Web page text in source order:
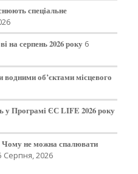
спеціальне
на серпень 2026 року 6
водними об’єктами місцевого
у Програмі ЄС LIFE 2026 року
не можна спалювати
Серпня, 2026